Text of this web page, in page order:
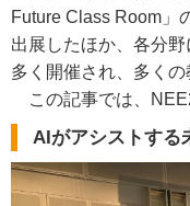
Future Class Room」
出展したほか、各分
多く開催され、多くの
この記事では、
AIがアシストする